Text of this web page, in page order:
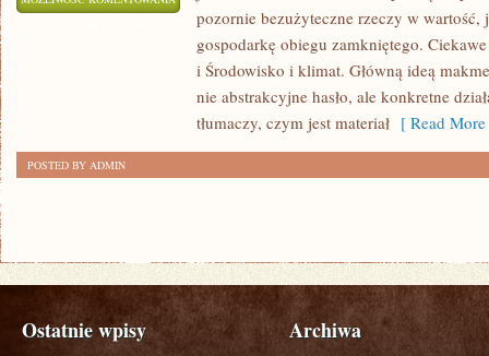
pozornie bezużyteczne rzeczy w wartość,
gospodarkę obiegu zamkniętego.
i Środowisko i klimat. Główną ideą
nie abstrakcyjne hasło, ale konkretne
tłumaczy, czym jest materiał [ Read
POSTED BY ADMIN
Ostatnie wpisy Archiwa